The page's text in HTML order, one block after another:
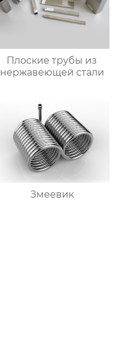
Плоские трубы из
нержавеющей стали
Змеевик